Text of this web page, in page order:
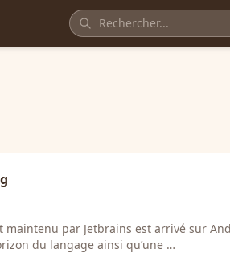
maintenu par Jetbrains est arrivé sur
du langage ainsi qu’une …